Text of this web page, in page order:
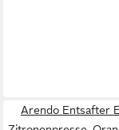
Arendo Entsafter